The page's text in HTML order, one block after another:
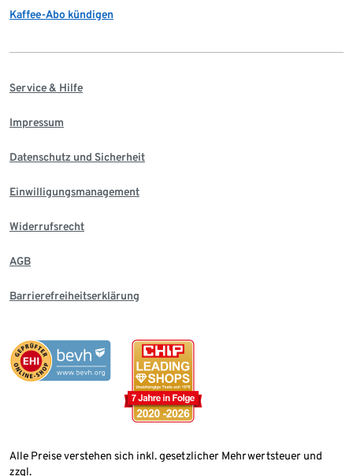
Kaffee-Abo kündigen
Service & Hilfe
Impressum
Datenschutz und Sicherheit
Einwilligungsmanagement
Widerrufsrecht
AGB
Barrierefreiheitserklärung
Alle Preise verstehen sich inkl. gesetzlicher Mehrwertsteuer und
zzgl.